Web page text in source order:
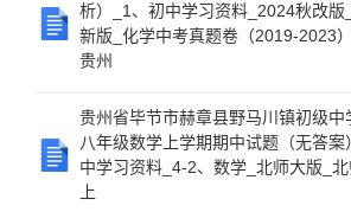
析）_1、初中学习资料_2024秋改版
新版_化学中考真题卷（2019-2023
贵州
贵州省毕节市赫章县野马川镇初级
八年级数学上学期期中试题（无答
中学习资料_4-2、数学_北师大版_
上